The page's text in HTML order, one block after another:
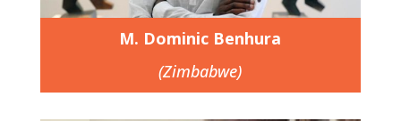
M. Dominic Benhura
(Zimbabwe)